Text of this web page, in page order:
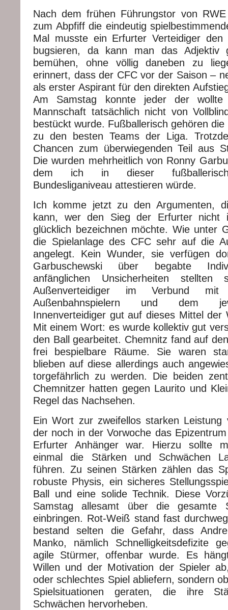
Nach dem frühen Führungstor von
zum Abpfiff die eindeutig
Mal musste ein Erfurter Verteidiger
bugsieren, da kann man das Adjektiv
bemühen, ohne völlig daneben zu
erinnert, dass der CFC vor der Saison –
als erster Aspirant für den direkten
Am Samstag konnte jeder der
Mannschaft tatsächlich nicht von
bestückt wurde. Fußballerisch gehören die
zu den besten Teams der Liga.
Chancen zum überwiegenden Teil aus
Die wurden mehrheitlich von Ronny
dem ich in dieser
Bundesliganiveau attestieren würde.
Ich komme jetzt zu den Argumenten,
kann, wer den Sieg der Erfurter nicht
glücklich bezeichnen möchte. Wie unter
die Spielanlage des CFC sehr auf die
angelegt. Kein Wunder, sie verfügen
Garbuschewski über begabte
anfänglichen Unsicherheiten
Außenverteidiger im Verbund mit
Außenbahnspielern und dem
Innenverteidiger gut auf dieses Mittel der
Mit einem Wort: es wurde kollektiv gut
den Ball gearbeitet. Chemnitz fand auf
frei bespielbare Räume. Sie waren
blieben auf diese allerdings auch
torgefährlich zu werden. Die beiden
Chemnitzer hatten gegen Laurito und
Regel das Nachsehen.
Ein Wort zur zweifellos starken Leistung
der noch in der Vorwoche das
Erfurter Anhänger war. Hierzu sollte
einmal die Stärken und Schwächen
führen. Zu seinen Stärken zählen das
robuste Physis, ein sicheres
Ball und eine solide Technik. Diese
Samstag allesamt über die gesamte
einbringen. Rot-Weiß stand fast
bestand selten die Gefahr, dass
Manko, nämlich Schnelligkeitsdefizite
agile Stürmer, offenbar wurde. Es
Willen und der Motivation der Spieler
oder schlechtes Spiel abliefern, sondern
Spielsituationen geraten, die ihre
Schwächen hervorheben.